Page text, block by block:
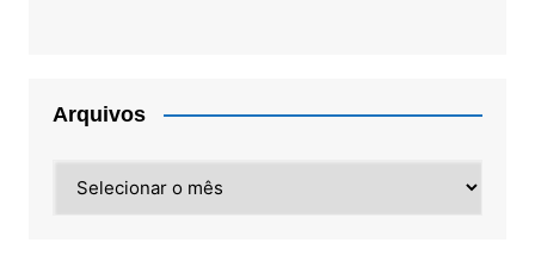
Arquivos